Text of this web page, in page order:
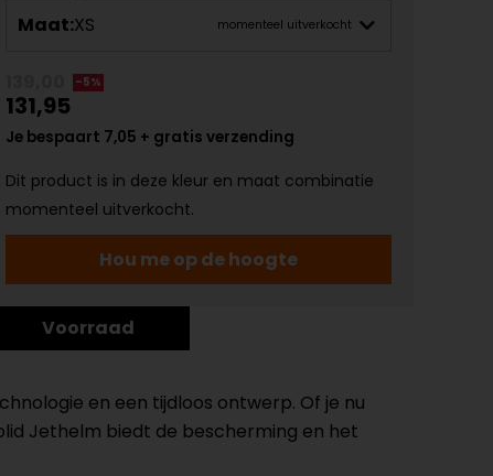
Maat:XS momenteel uitverkocht
-5%
131,95
Je bespaart 7,05 + gratis verzending
Dit product is in deze kleur en maat combinatie
momenteel uitverkocht.
Hou me op de hoogte
Voorraad
en een tijdloos ontwerp. Of je nu
Jethelm biedt de bescherming en het